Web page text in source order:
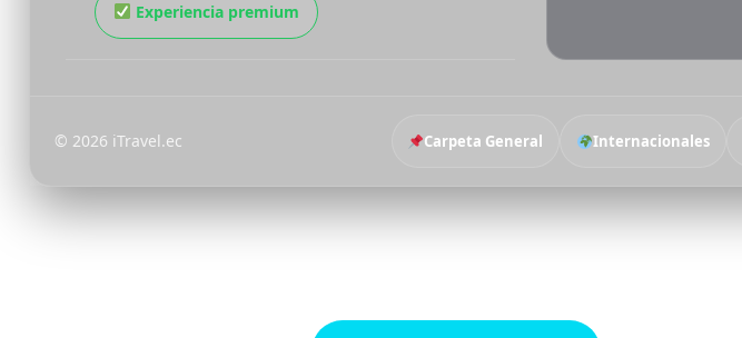
Experiencia premium
© 2026 iTravel.ec Carpeta General Internacionales